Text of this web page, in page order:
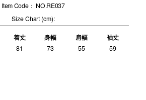
Item Code： NO.RE037
Size Chart (cm):
着丈 身幅 肩幅
袖丈
81 73 55 59